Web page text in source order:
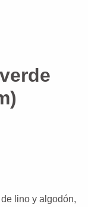
lino y algodón,